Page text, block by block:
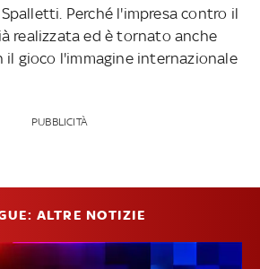
Perché l'impresa contro il
realizzata ed è tornato anche
il gioco l'immagine internazionale
PUBBLICITÀ
ALTRE NOTIZIE